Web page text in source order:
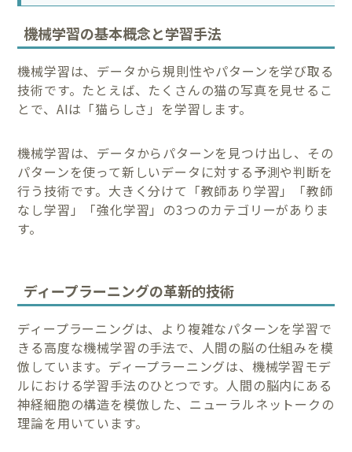
機械学習の基本概念と学習手法
機械学習は、データから規則性やパターンを学び取る
技術です。たとえば、たくさんの猫の写真を見せるこ
とで、AIは「猫らしさ」を学習します。
機械学習は、データからパターンを見つけ出し、その
パターンを使って新しいデータに対する予測や判断を
行う技術です。大きく分けて「教師あり学習」「教師
なし学習」「強化学習」の3つのカテゴリーがありま
す。
ディープラーニングの革新的技術
ディープラーニングは、より複雑なパターンを学習で
きる高度な機械学習の手法で、人間の脳の仕組みを模
倣しています。ディープラーニングは、機械学習モデ
ルにおける学習手法のひとつです。人間の脳内にある
神経細胞の構造を模倣した、ニューラルネットークの
理論を用いています。